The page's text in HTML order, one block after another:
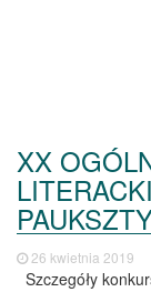
XX
26 kwietnia 2019
Szczegóły